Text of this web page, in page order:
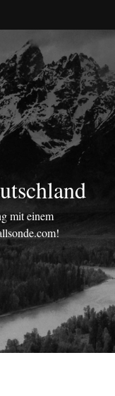
mit einem